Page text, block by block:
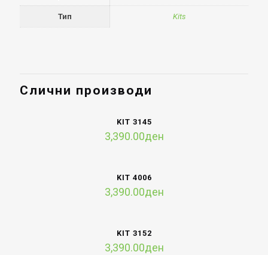
Тип Kits
Слични производи
KIT 3145
3,390.00ден
KIT 4006
3,390.00ден
KIT 3152
3,390.00ден